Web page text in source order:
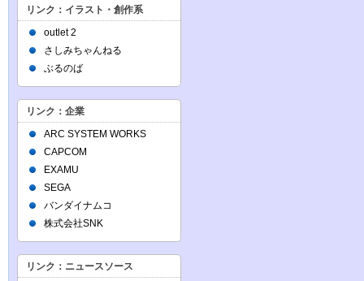
リンク：イラスト・創作系
outlet 2
さしみちゃんねる
ぶるのば
リンク：企業
ARC SYSTEM WORKS
CAPCOM
EXAMU
SEGA
バンダイナムコ
株式会社SNK
リンク：ニュースソース